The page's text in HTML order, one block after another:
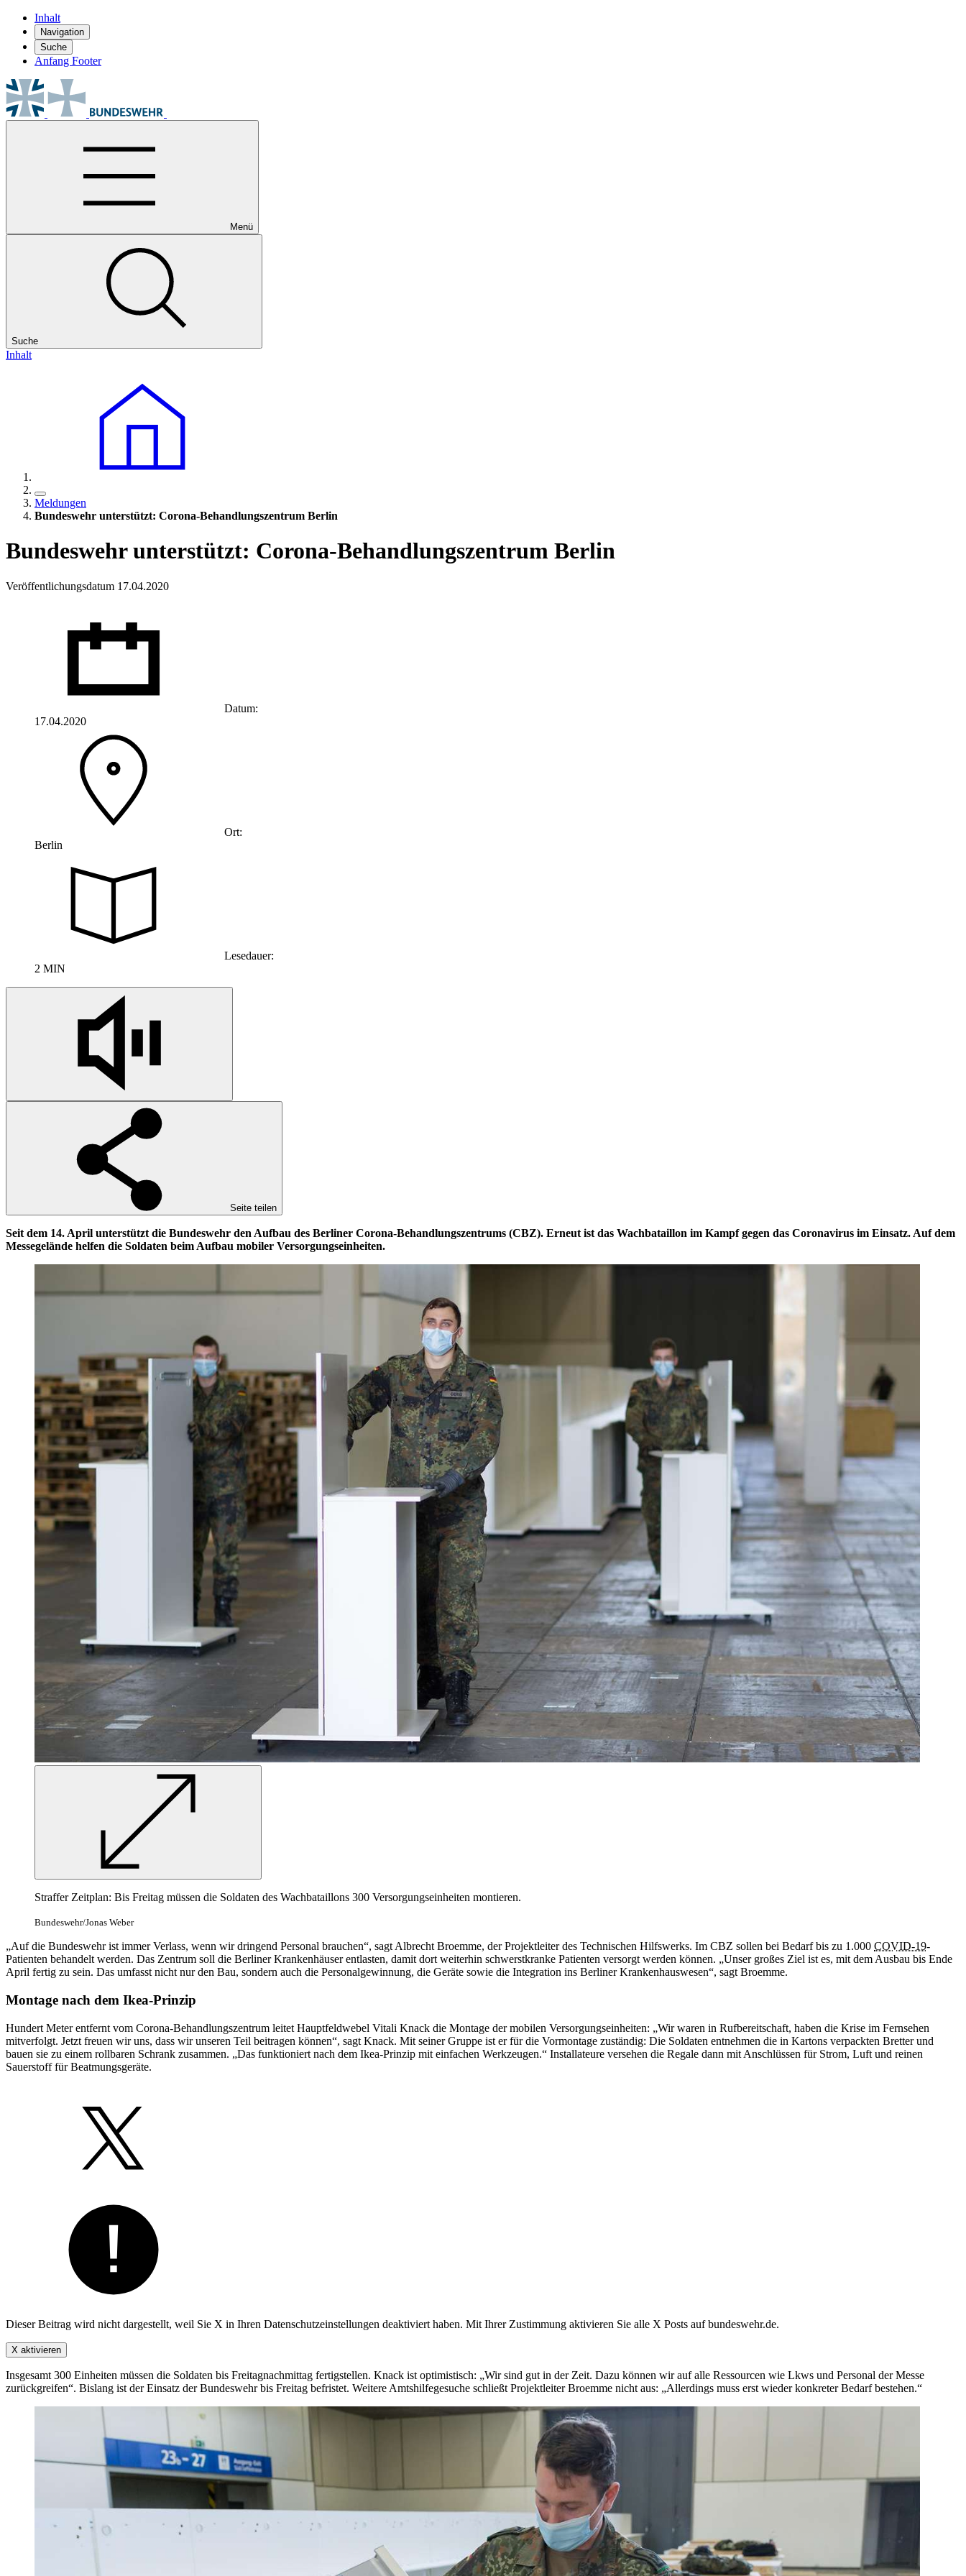
Inhalt
Navigation
Suche
Anfang Footer
Menü
Suche
Inhalt
Meldungen
Bundeswehr unterstützt: Corona-Behandlungszentrum Berlin
Bundeswehr unterstützt: Corona-Behandlungszentrum Berlin
Veröffentlichungsdatum 17.04.2020
Datum:
17.04.2020
Ort:
Berlin
Lesedauer:
2 MIN
Seite teilen
Seit dem 14. April unterstützt die Bundeswehr den Aufbau des Berliner Corona-Behandlungszentrums (CBZ). Erneut ist das Wachbataillon im Kampf gegen das Coronavirus im Einsatz. Auf dem
Messegelände helfen die Soldaten beim Aufbau mobiler Versorgungseinheiten.
Straffer Zeitplan: Bis Freitag müssen die Soldaten des Wachbataillons 300 Versorgungseinheiten montieren.
Bundeswehr/Jonas Weber
„Auf die Bundeswehr ist immer Verlass, wenn wir dringend Personal brauchen“, sagt Albrecht Broemme, der Projektleiter des Technischen Hilfswerks. Im CBZ sollen bei Bedarf bis zu 1.000 COVID-19-
Patienten behandelt werden. Das Zentrum soll die Berliner Krankenhäuser entlasten, damit dort weiterhin schwerstkranke Patienten versorgt werden können. „Unser großes Ziel ist es, mit dem Ausbau bis Ende
April fertig zu sein. Das umfasst nicht nur den Bau, sondern auch die Personalgewinnung, die Geräte sowie die Integration ins Berliner Krankenhauswesen“, sagt Broemme.
Montage nach dem Ikea-Prinzip
Hundert Meter entfernt vom Corona-Behandlungszentrum leitet Hauptfeldwebel Vitali Knack die Montage der mobilen Versorgungseinheiten: „Wir waren in Rufbereitschaft, haben die Krise im Fernsehen
mitverfolgt. Jetzt freuen wir uns, dass wir unseren Teil beitragen können“, sagt Knack. Mit seiner Gruppe ist er für die Vormontage zuständig: Die Soldaten entnehmen die in Kartons verpackten Bretter und
bauen sie zu einem rollbaren Schrank zusammen. „Das funktioniert nach dem Ikea-Prinzip mit einfachen Werkzeugen.“ Installateure versehen die Regale dann mit Anschlüssen für Strom, Luft und reinen
Sauerstoff für Beatmungsgeräte.
Dieser Beitrag wird nicht dargestellt, weil Sie X in Ihren Datenschutzeinstellungen deaktiviert haben. Mit Ihrer Zustimmung aktivieren Sie alle X Posts auf bundeswehr.de.
X aktivieren
Insgesamt 300 Einheiten müssen die Soldaten bis Freitagnachmittag fertigstellen. Knack ist optimistisch: „Wir sind gut in der Zeit. Dazu können wir auf alle Ressourcen wie Lkws und Personal der Messe
zurückgreifen“. Bislang ist der Einsatz der Bundeswehr bis Freitag befristet. Weitere Amtshilfegesuche schließt Projektleiter Broemme nicht aus: „Allerdings muss erst wieder konkreter Bedarf bestehen.“